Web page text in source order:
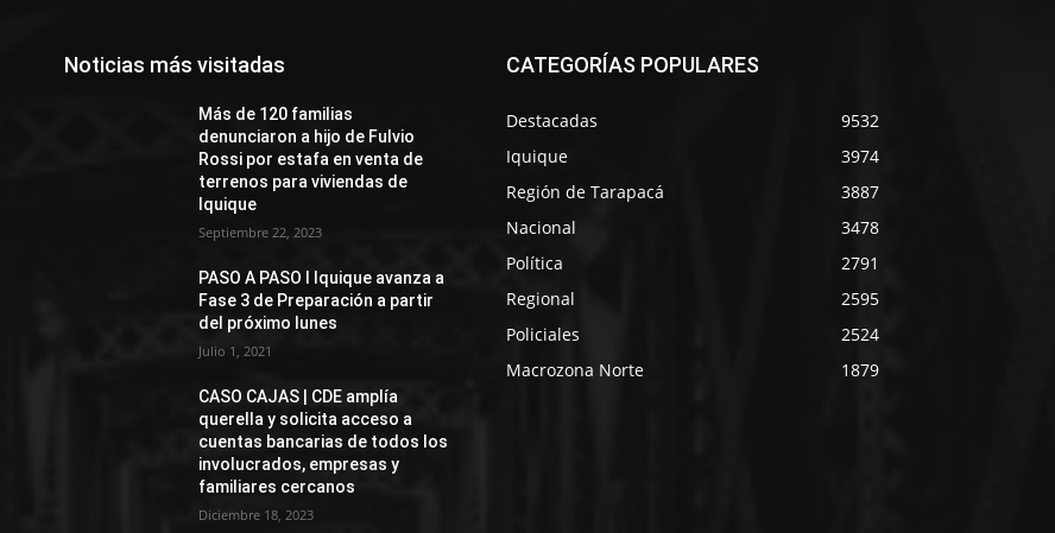
Noticias más visitadas
Más de 120 familias
denunciaron a hijo de Fulvio
Rossi por estafa en venta de
terrenos para viviendas de
Iquique
Septiembre 22, 2023
PASO A PASO I Iquique avanza a
Fase 3 de Preparación a partir
del próximo lunes
Julio 1, 2021
CASO CAJAS | CDE amplía
querella y solicita acceso a
cuentas bancarias de todos los
involucrados, empresas y
familiares cercanos
Diciembre 18, 2023
CATEGORÍAS POPULARES
Destacadas
9532
Iquique
3974
Región de Tarapacá
3887
Nacional
3478
Política
2791
Regional
2595
Policiales
2524
Macrozona Norte
1879